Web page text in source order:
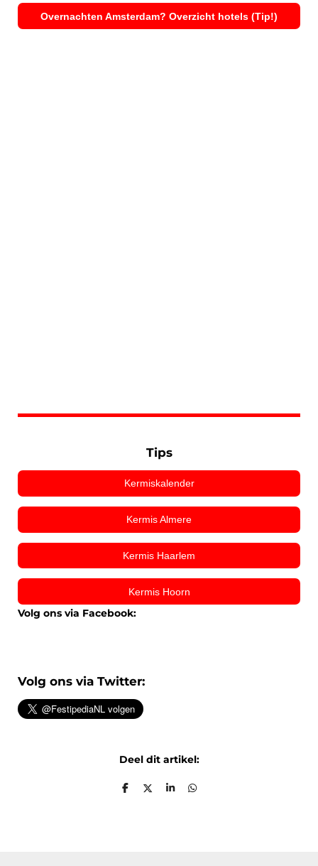
Overnachten Amsterdam? Overzicht hotels (Tip!)
Tips
Kermiskalender
Kermis Almere
Kermis Haarlem
Kermis Hoorn
Volg ons via Facebook:
Volg ons via Twitter:
Deel dit artikel:
D
D
S
D